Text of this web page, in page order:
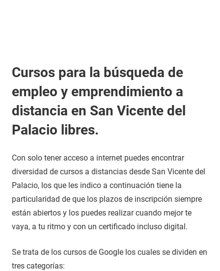
Cursos para la búsqueda de
empleo y emprendimiento a
distancia en San Vicente del
Palacio libres.
Con solo tener acceso a internet puedes encontrar
diversidad de cursos a distancias desde San Vicente del
Palacio, los que les indico a continuación tiene la
particularidad de que los plazos de inscripción siempre
están abiertos y los puedes realizar cuando mejor te
vaya, a tu ritmo y con un certificado incluso digital.
Se trata de los cursos de Google los cuales se dividen en
tres categorías: